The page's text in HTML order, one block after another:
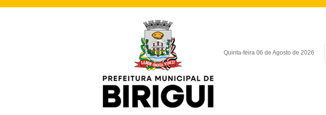
Quinta-feira 06 de Agosto de 2026